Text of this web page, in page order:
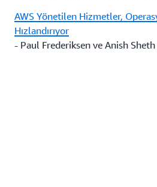
AWS Yönetilen Hizmetler,
Hızlandırıyor
- Paul Frederiksen ve Anish Sheth